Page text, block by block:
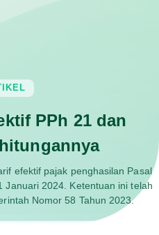
PPh 21 dan
efektif pajak penghasilan Pasal
Januari 2024. Ketentuan ini telah
Nomor 58 Tahun 2023.